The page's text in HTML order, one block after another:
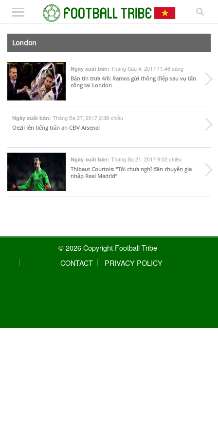
London
Ngày xuất bản: Tháng Sáu 4, 2017 11:46 sáng
Bản tin trưa 4/6: Ramos gửi thông điệp sau vụ tấn
công tại London
Ngày xuất bản: Tháng Ba 27, 2017 2:38 chiều
Oezil lên tiếng trấn an CĐV Arsenal
Ngày xuất bản: Tháng Ba 21, 2017 9:02 chiều
Thibaut Courtois: “Tôi chưa nghĩ đến chuyện gia
nhập Real Madrid”
© 2026 Copyright Football Tribe
CONTACT
PRIVACY POLICY